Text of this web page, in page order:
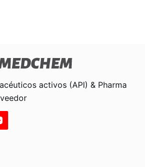
activos (API) & Pharma